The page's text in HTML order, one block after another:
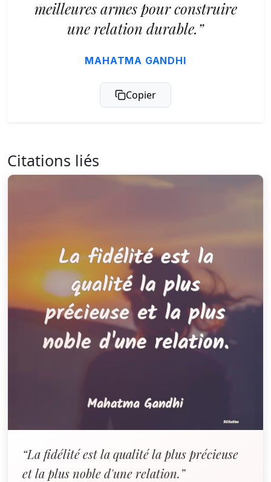
meilleures armes pour construire
une relation durable.”
MAHATMA GANDHI
Copier
Citations liés
“La fidélité est la qualité la plus précieuse
et la plus noble d'une relation.”